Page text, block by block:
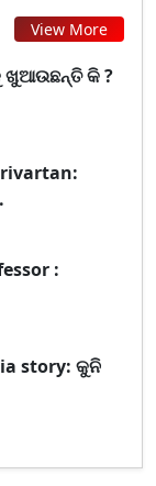
View More
ଖୁଆଉଛନ୍ତି କି ?
:
story: କୁନି